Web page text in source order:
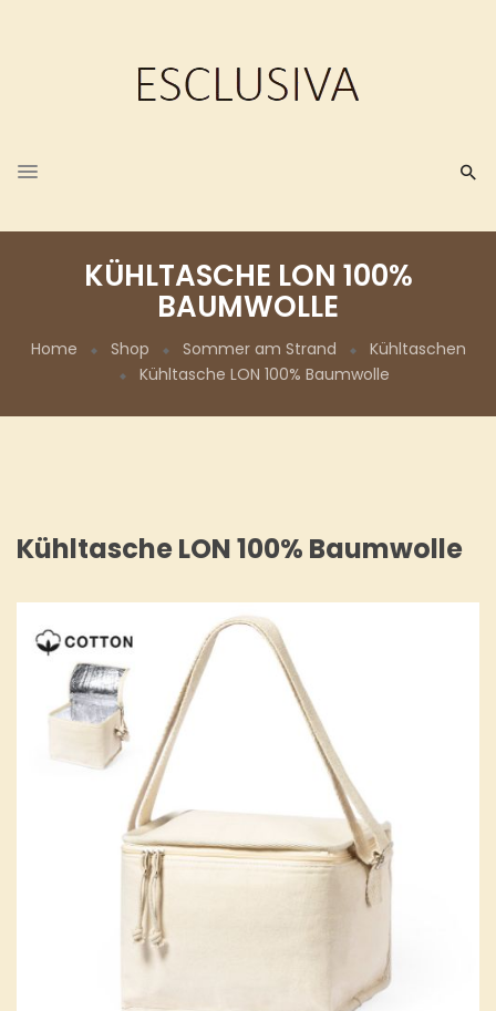
KÜHLTASCHE LON 100%
BAUMWOLLE
Home Shop Sommer am Strand
Kühltaschen
Kühltasche LON 100% Baumwolle
Kühltasche LON 100% Baumwolle